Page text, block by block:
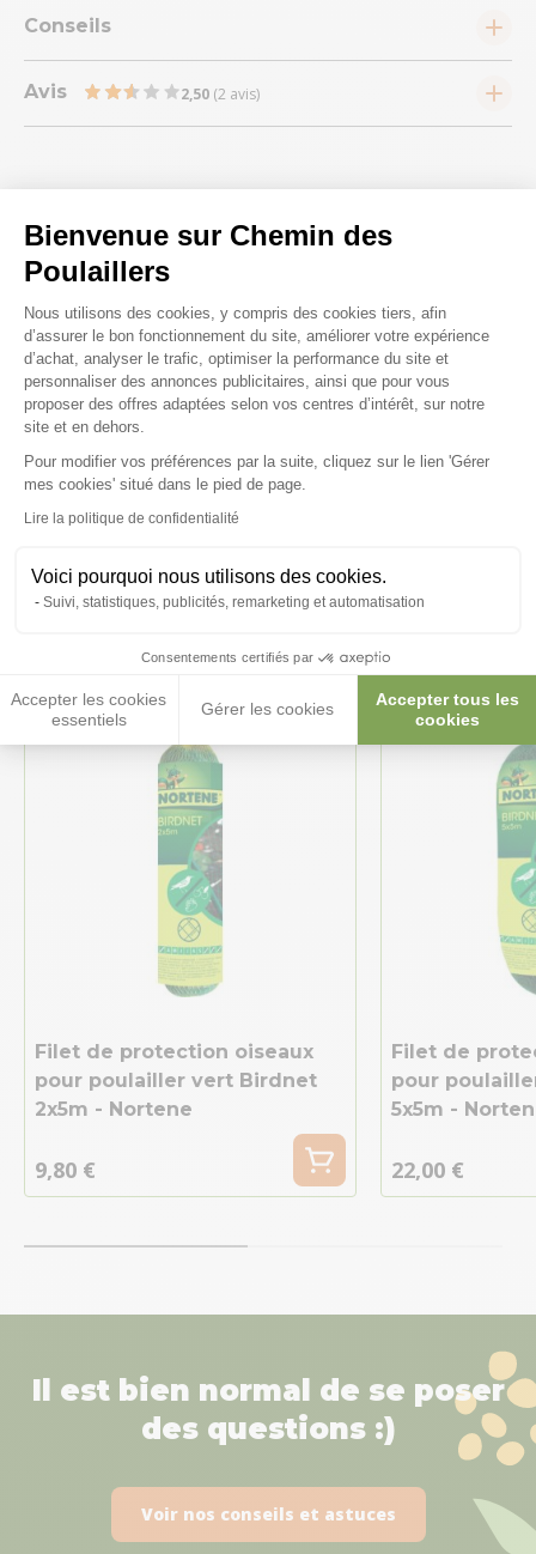
Bienvenue sur Chemin des
Poulaillers
Plateforme de Gestion du
Nous utilisons des cookies, y compris des cookies tiers, afin
d’assurer le bon fonctionnement du site, améliorer votre expérience
d’achat, analyser le trafic, optimiser la performance du site et
personnaliser des annonces publicitaires, ainsi que pour vous
proposer des offres adaptées selon vos centres d’intérêt, sur notre
site et en dehors.
Pour modifier vos préférences par la suite, cliquez sur le lien 'Gérer
mes cookies' situé dans le pied de page.
Lire la politique de confidentialité
Voici pourquoi nous utilisons des cookies.
Suivi, statistiques, publicités, remarketing et automatisation
Consentements certifiés par
Accepter les cookies
essentiels
Gérer les cookies
Accepter tous les
cookies
Axeptio consent
Conseils
Avis 2,50 (2 avis)
Nous répondons à toutes vos
questions ;)
Posez-nous vos questions
intéresser
Filet de protection oiseaux
pour poulailler vert Birdnet
2x5m - Nortene
9,80 €
Filet de
pour
5x5m -
22,00 €
Il est bien normal de se poser
des questions :)
Voir nos conseils et astuces